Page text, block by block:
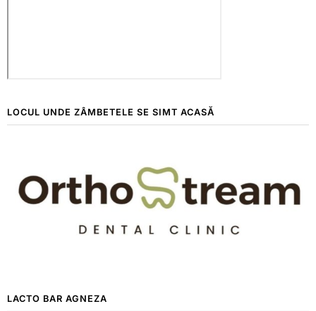
LOCUL UNDE ZÂMBETELE SE SIMT ACASĂ
LACTO BAR AGNEZA